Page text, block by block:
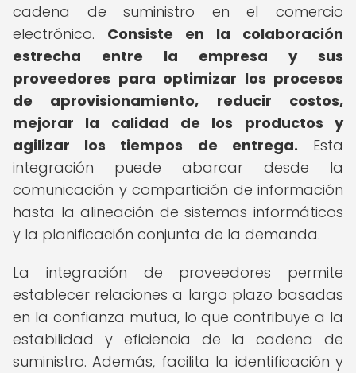
cadena de suministro en el comercio
electrónico. Consiste en la colaboración
estrecha entre la empresa y sus
proveedores para optimizar los procesos
de aprovisionamiento, reducir costos,
mejorar la calidad de los productos y
agilizar los tiempos de entrega. Esta
integración puede abarcar desde la
comunicación y compartición de información
hasta la alineación de sistemas informáticos
y la planificación conjunta de la demanda.
La integración de proveedores permite
establecer relaciones a largo plazo basadas
en la confianza mutua, lo que contribuye a la
estabilidad y eficiencia de la cadena de
suministro. Además, facilita la identificación y